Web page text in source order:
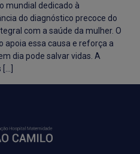
mundial dedicado à
do diagnóstico precoce do
com a saúde da mulher. O
apoia essa causa e reforça a
dia pode salvar vidas. A